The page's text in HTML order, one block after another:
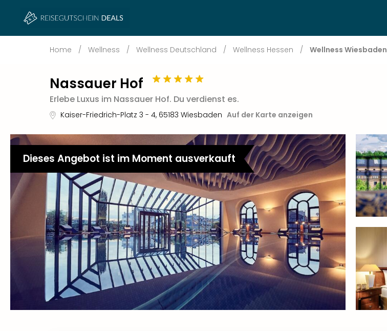
Home / Wellness / Wellness Deutschland / Wellness Hessen / Wellness Wiesbaden
Nassauer Hof
Erlebe Luxus im Nassauer Hof. Du verdienst es.
Kaiser-Friedrich-Platz 3 - 4, 65183 Wiesbaden Auf der Karte anzeigen
Dieses Angebot ist im Moment ausverkauft